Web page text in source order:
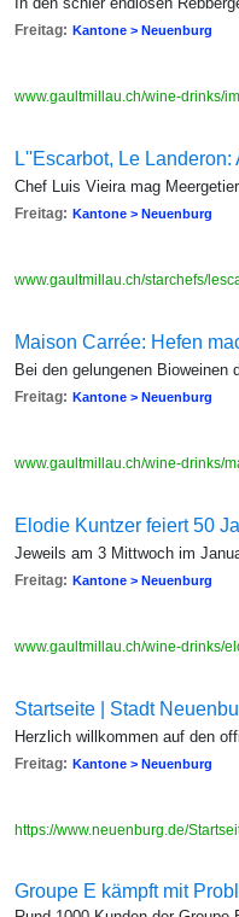
Freitag: Kantone > Neuenburg
www.gaultmillau.ch/wine-drinks/
L''Escarbot, Le Landeron:
Chef Luis Vieira mag
Freitag: Kantone > Neuenburg
www.gaultmillau.ch/starchefs/
Maison Carrée: Hefen
Bei den gelungenen
Freitag: Kantone > Neuenburg
www.gaultmillau.ch/wine-drinks/
Elodie Kuntzer feiert 50
Jeweils am 3 Mittwoch im
Freitag: Kantone > Neuenburg
www.gaultmillau.ch/wine-drinks/
Startseite | Stadt
Herzlich willkommen auf den
Freitag: Kantone > Neuenburg
https://www.neuenburg.de/
Groupe E kämpft mit